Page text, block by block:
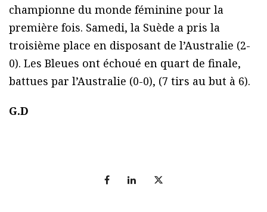
championne du monde féminine pour la
première fois. Samedi, la Suède a pris la
troisième place en disposant de l’Australie (2-
0). Les Bleues ont échoué en quart de finale,
battues par l’Australie (0-0), (7 tirs au but à 6).
G.D